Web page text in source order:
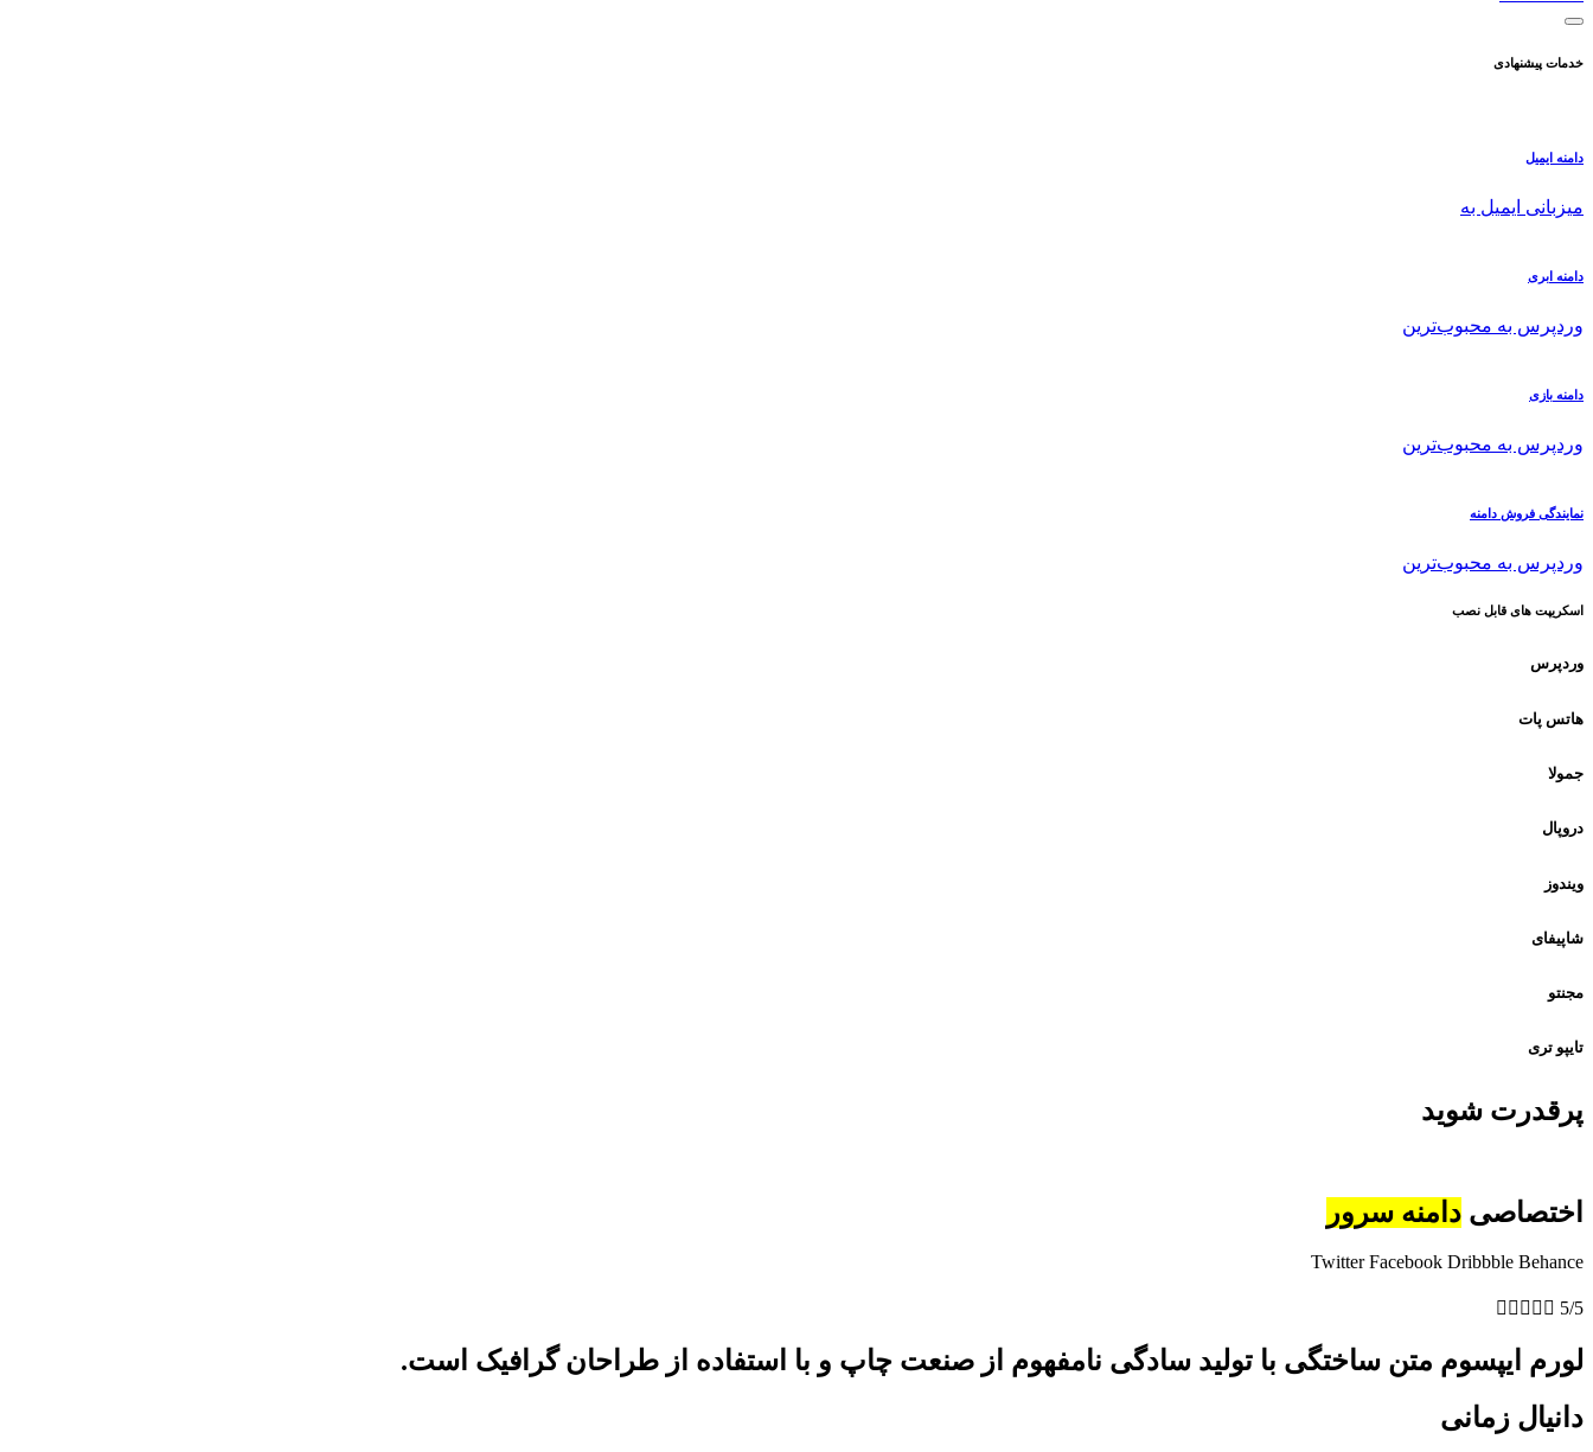
خدمات پیشنهادی
دامنه ایمیل
میزبانی ایمیل به
دامنه ابری
وردپرس به محبوب‌ترین
دامنه بازی
وردپرس به محبوب‌ترین
نمایندگی فروش دامنه
وردپرس به محبوب‌ترین
اسکریپت های قابل نصب
وردپرس
هاتس پات
جمولا
دروپال
ویندوز
شاپیفای
مجنتو
تایپو تری
پرقدرت شوید
اختصاصی دامنه سرور
Twitter Facebook Dribbble Behance
     5/5
لورم ایپسوم متن ساختگی با تولید سادگی نامفهوم از صنعت چاپ و با استفاده از طراحان گرافیک است.
دانیال زمانی